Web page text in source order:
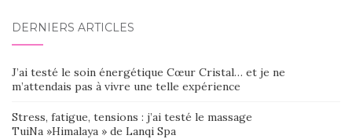
DERNIERS ARTICLES
J’ai testé le soin énergétique Cœur Cristal… et je ne
m’attendais pas à vivre une telle expérience
Stress, fatigue, tensions : j’ai testé le massage
TuiNa »Himalaya » de Lanqi Spa